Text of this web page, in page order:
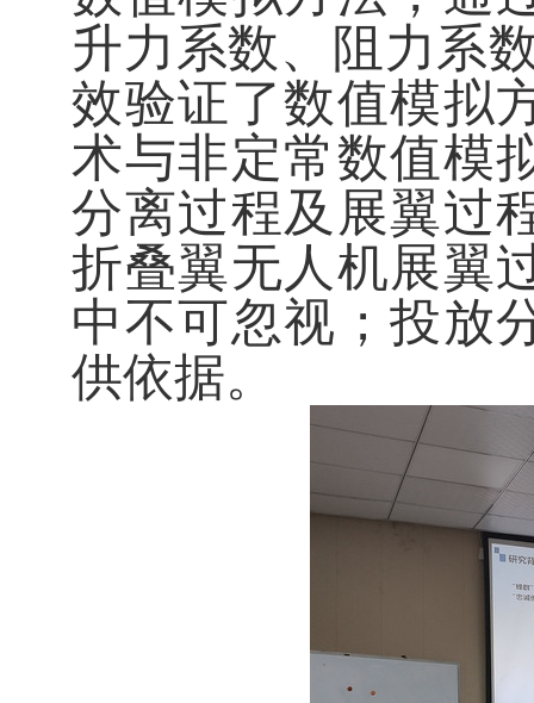
升力系数、阻力系
效验证了数值模拟
术与非定常数值模
分离过程及展翼过
折叠翼无人机展翼
中不可忽视；投放
供依据。